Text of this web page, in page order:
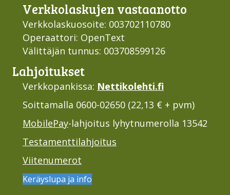
Verkko­laskujen vastaan­otto
Verkkolaskuosoite: 003702110780
Operaattori: OpenText
Välittäjän tunnus: 003708599126
Lahjoi­tukset
Verkkopankissa: Nettikolehti.fi
Soittamalla 0600-02650 (22,13 € + pvm)
MobilePay-lahjoitus lyhytnumerolla 13542
Testamenttilahjoitus
Viitenumerot
Keräyslupa ja info